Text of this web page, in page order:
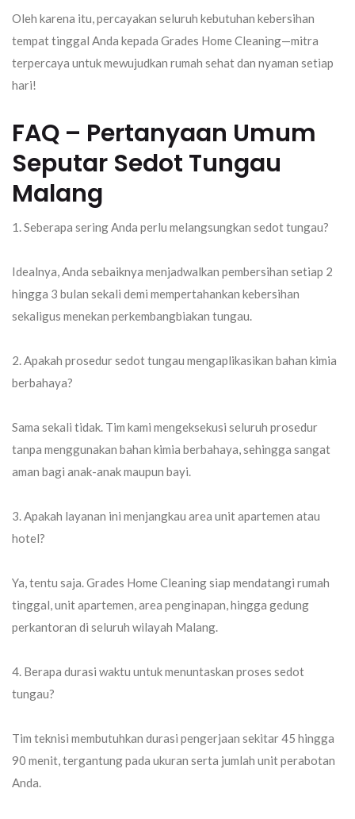
Oleh karena itu, percayakan seluruh kebutuhan kebersihan
tempat tinggal Anda kepada Grades Home Cleaning—mitra
terpercaya untuk mewujudkan rumah sehat dan nyaman setiap
hari!
FAQ – Pertanyaan Umum
Seputar Sedot Tungau
Malang
1. Seberapa sering Anda perlu melangsungkan sedot tungau?
Idealnya, Anda sebaiknya menjadwalkan pembersihan setiap 2
hingga 3 bulan sekali demi mempertahankan kebersihan
sekaligus menekan perkembangbiakan tungau.
2. Apakah prosedur sedot tungau mengaplikasikan bahan kimia
berbahaya?
Sama sekali tidak. Tim kami mengeksekusi seluruh prosedur
tanpa menggunakan bahan kimia berbahaya, sehingga sangat
aman bagi anak-anak maupun bayi.
3. Apakah layanan ini menjangkau area unit apartemen atau
hotel?
Ya, tentu saja.Grades Home Cleaningsiap mendatangi rumah
tinggal, unit apartemen, area penginapan, hingga gedung
perkantoran di seluruh wilayah Malang.
4. Berapa durasi waktu untuk menuntaskan proses sedot
tungau?
Tim teknisi membutuhkan durasi pengerjaan sekitar 45 hingga
90 menit, tergantung pada ukuran serta jumlah unit perabotan
Anda.